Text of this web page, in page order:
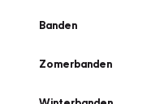
Banden
Zomerbanden